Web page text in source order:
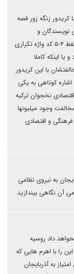
کریدور زنگه زور قصه
نویسندگان و
تحلیلگران از یک مرکز هدایت می شوند همه شان فقط ۴-۵ کد واژه تکراری
یا اینکه کاملا
با این کریدور
کوتاهی به یکی
نخجوان ترکیه
وجود میلیونها
و اقتصادی
به نیروی نظامی
آن نگاهی بیندازید.
داد روسیه
را با اهرم هایی که
به آذربایجان